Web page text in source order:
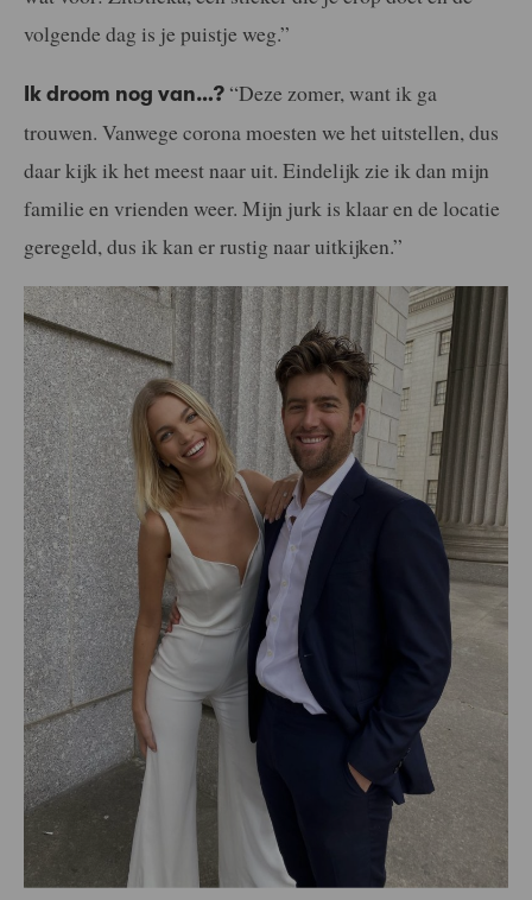
volgende dag is je puistje weg.”
Ik droom nog van…? “Deze zomer, want ik ga
trouwen. Vanwege corona moesten we het uitstellen, dus
daar kijk ik het meest naar uit. Eindelijk zie ik dan mijn
familie en vrienden weer. Mijn jurk is klaar en de locatie
geregeld, dus ik kan er rustig naar uitkijken.”